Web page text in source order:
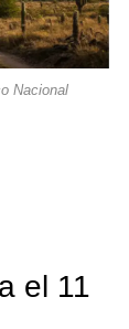
Nacional
el 11